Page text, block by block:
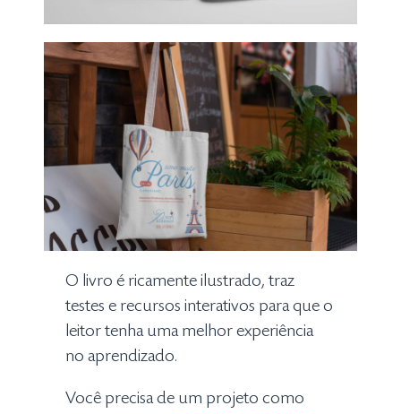
O livro é ricamente ilustrado, traz
testes e recursos interativos para que o
leitor tenha uma melhor experiência
no aprendizado.
Você precisa de um projeto como